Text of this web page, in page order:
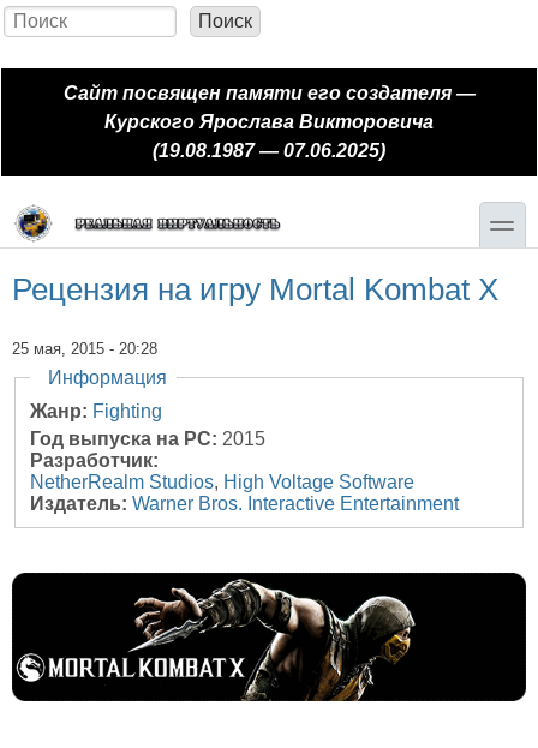
Перейти к основному содержанию
Skip to search
Форма поиска
Поиск
Сайт посвящен памяти его создателя —
Курского Ярослава Викторовича
(19.08.1987 — 07.06.2025)
toggle
Рецензия на игру Mortal Kombat X
25 мая, 2015 - 20:28
Скрыть
Информация
Жанр: Fighting
Год выпуска на PC: 2015
Разработчик:
NetherRealm Studios, High Voltage Software
Издатель: Warner Bros. Interactive Entertainment